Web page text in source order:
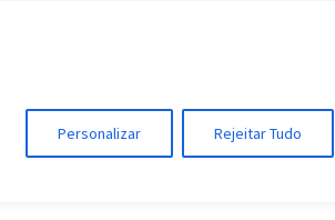
Personalizar Rejeitar Tudo